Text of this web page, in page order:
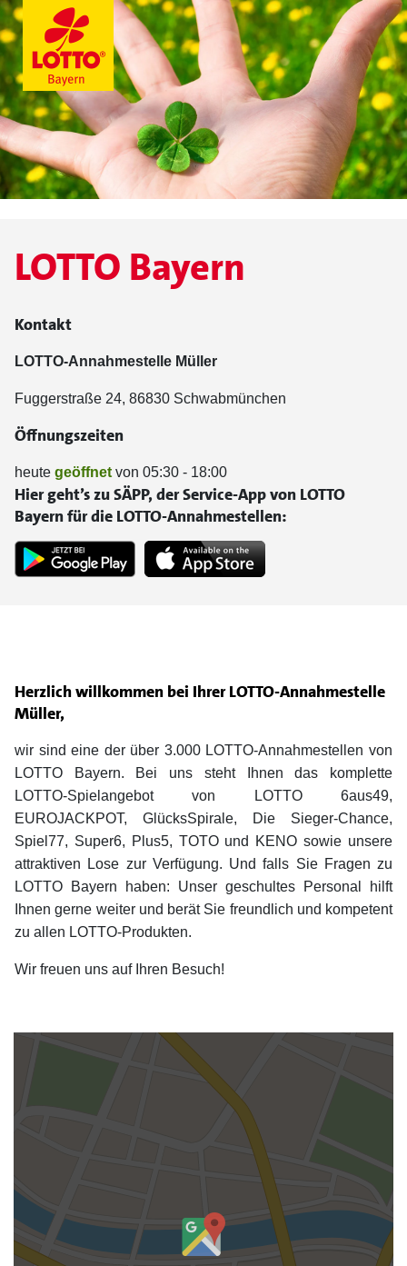
Herzlich willkommen bei Ihrer LOTTO-Annahmestelle
Müller,
wir sind eine der über 3.000 LOTTO-Annahmestellen von
LOTTO Bayern. Bei uns steht Ihnen das komplette
LOTTO-Spielangebot von LOTTO 6aus49,
EUROJACKPOT, GlücksSpirale, Die Sieger-Chance,
Spiel77, Super6, Plus5, TOTO und KENO sowie unsere
attraktiven Lose zur Verfügung. Und falls Sie Fragen zu
LOTTO Bayern haben: Unser geschultes Personal hilft
Ihnen gerne weiter und berät Sie freundlich und kompetent
zu allen LOTTO-Produkten.
Wir freuen uns auf Ihren Besuch!
LOTTO Bayern
Kontakt
LOTTO-Annahmestelle Müller
Fuggerstraße 24, 86830 Schwabmünchen
Öffnungszeiten
heute geöffnet von 05:30 - 18:00
Hier geht’s zu SÄPP, der Service-App von LOTTO
Bayern für die LOTTO-Annahmestellen: